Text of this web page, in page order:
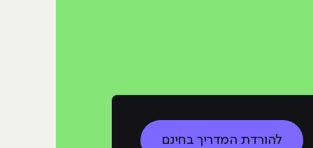
להורדת המדריך בחינם